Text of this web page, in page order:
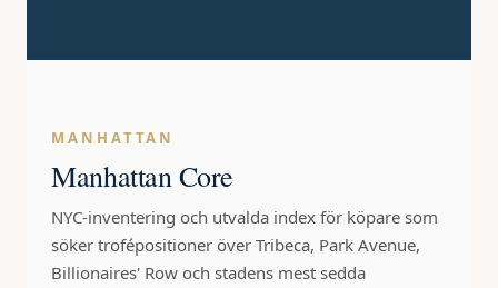
MANHATTAN
Manhattan Core
NYC-inventering och utvalda index för köpare som
söker trofépositioner över Tribeca, Park Avenue,
Billionaires' Row och stadens mest sedda